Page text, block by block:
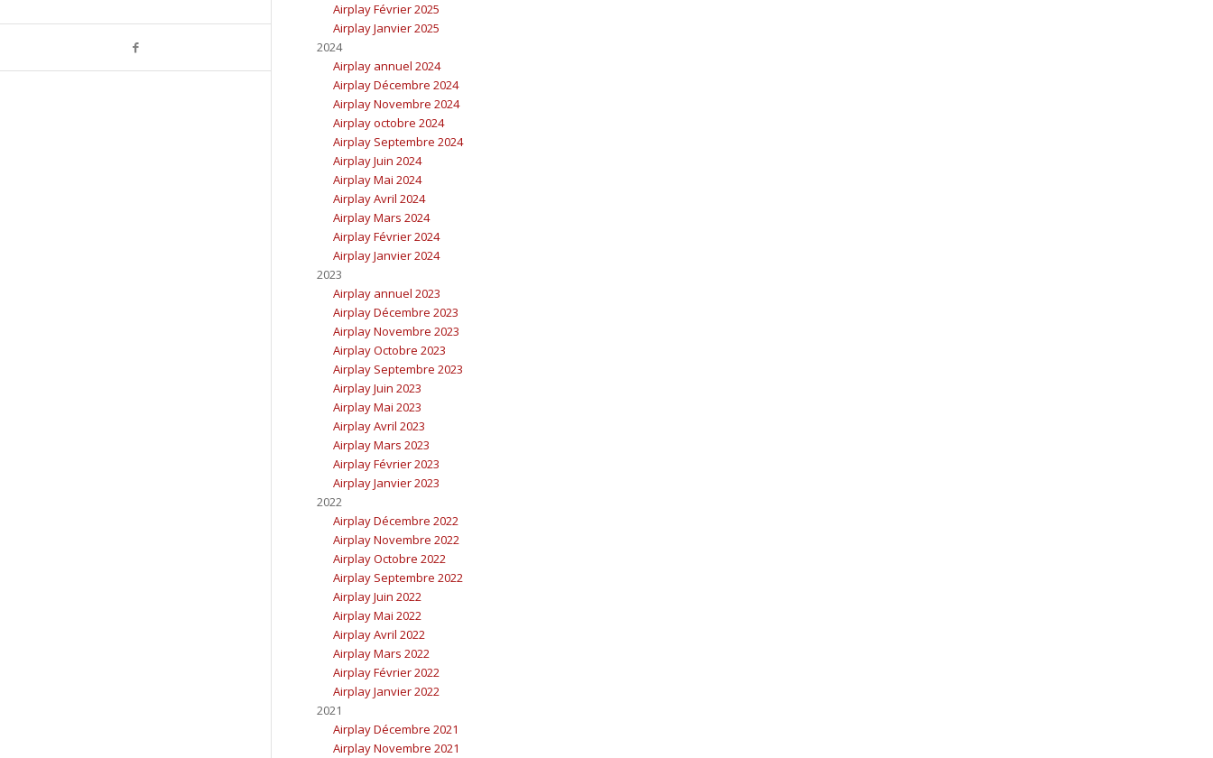
Airplay Février 2025
Airplay Janvier 2025
2024
Airplay annuel 2024
Airplay Décembre 2024
Airplay Novembre 2024
Airplay octobre 2024
Airplay Septembre 2024
Airplay Juin 2024
Airplay Mai 2024
Airplay Avril 2024
Airplay Mars 2024
Airplay Février 2024
Airplay Janvier 2024
2023
Airplay annuel 2023
Airplay Décembre 2023
Airplay Novembre 2023
Airplay Octobre 2023
Airplay Septembre 2023
Airplay Juin 2023
Airplay Mai 2023
Airplay Avril 2023
Airplay Mars 2023
Airplay Février 2023
Airplay Janvier 2023
2022
Airplay Décembre 2022
Airplay Novembre 2022
Airplay Octobre 2022
Airplay Septembre 2022
Airplay Juin 2022
Airplay Mai 2022
Airplay Avril 2022
Airplay Mars 2022
Airplay Février 2022
Airplay Janvier 2022
2021
Airplay Décembre 2021
Airplay Novembre 2021